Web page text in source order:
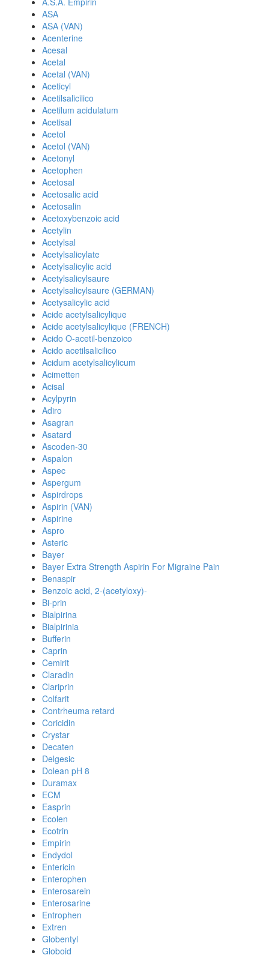
ASA
ASA (VAN)
Acenterine
Acesal
Acetal
Acetal (VAN)
Aceticyl
Acetilsalicilico
Acetilum acidulatum
Acetisal
Acetol
Acetol (VAN)
Acetonyl
Acetophen
Acetosal
Acetosalic acid
Acetosalin
Acetoxybenzoic acid
Acetylin
Acetylsal
Acetylsalicylate
Acetylsalicylic acid
Acetylsalicylsaure
Acetylsalicylsaure (GERMAN)
Acetysalicylic acid
Acide acetylsalicylique
Acide acetylsalicylique (FRENCH)
Acido O-acetil-benzoico
Acido acetilsalicilico
Acidum acetylsalicylicum
Acimetten
Acisal
Acylpyrin
Adiro
Asagran
Asatard
Ascoden-30
Aspalon
Aspec
Aspergum
Aspirdrops
Aspirin (VAN)
Aspirine
Aspro
Asteric
Bayer
Bayer Extra Strength Aspirin For Migraine Pain
Benaspir
Benzoic acid, 2-(acetyloxy)-
Bi-prin
Bialpirina
Bialpirinia
Bufferin
Caprin
Cemirit
Claradin
Clariprin
Colfarit
Contrheuma retard
Coricidin
Crystar
Decaten
Delgesic
Dolean pH 8
Duramax
ECM
Easprin
Ecolen
Ecotrin
Empirin
Endydol
Entericin
Enterophen
Enterosarein
Enterosarine
Entrophen
Extren
Globentyl
Globoid